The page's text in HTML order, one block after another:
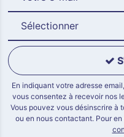
Sélectionner
En indiquant votre adresse
vous consentez à recevoir nos
Vous pouvez vous désinscrire à
ou en nous contactant. Pour